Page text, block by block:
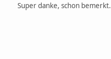
Super danke, schon bemerkt.